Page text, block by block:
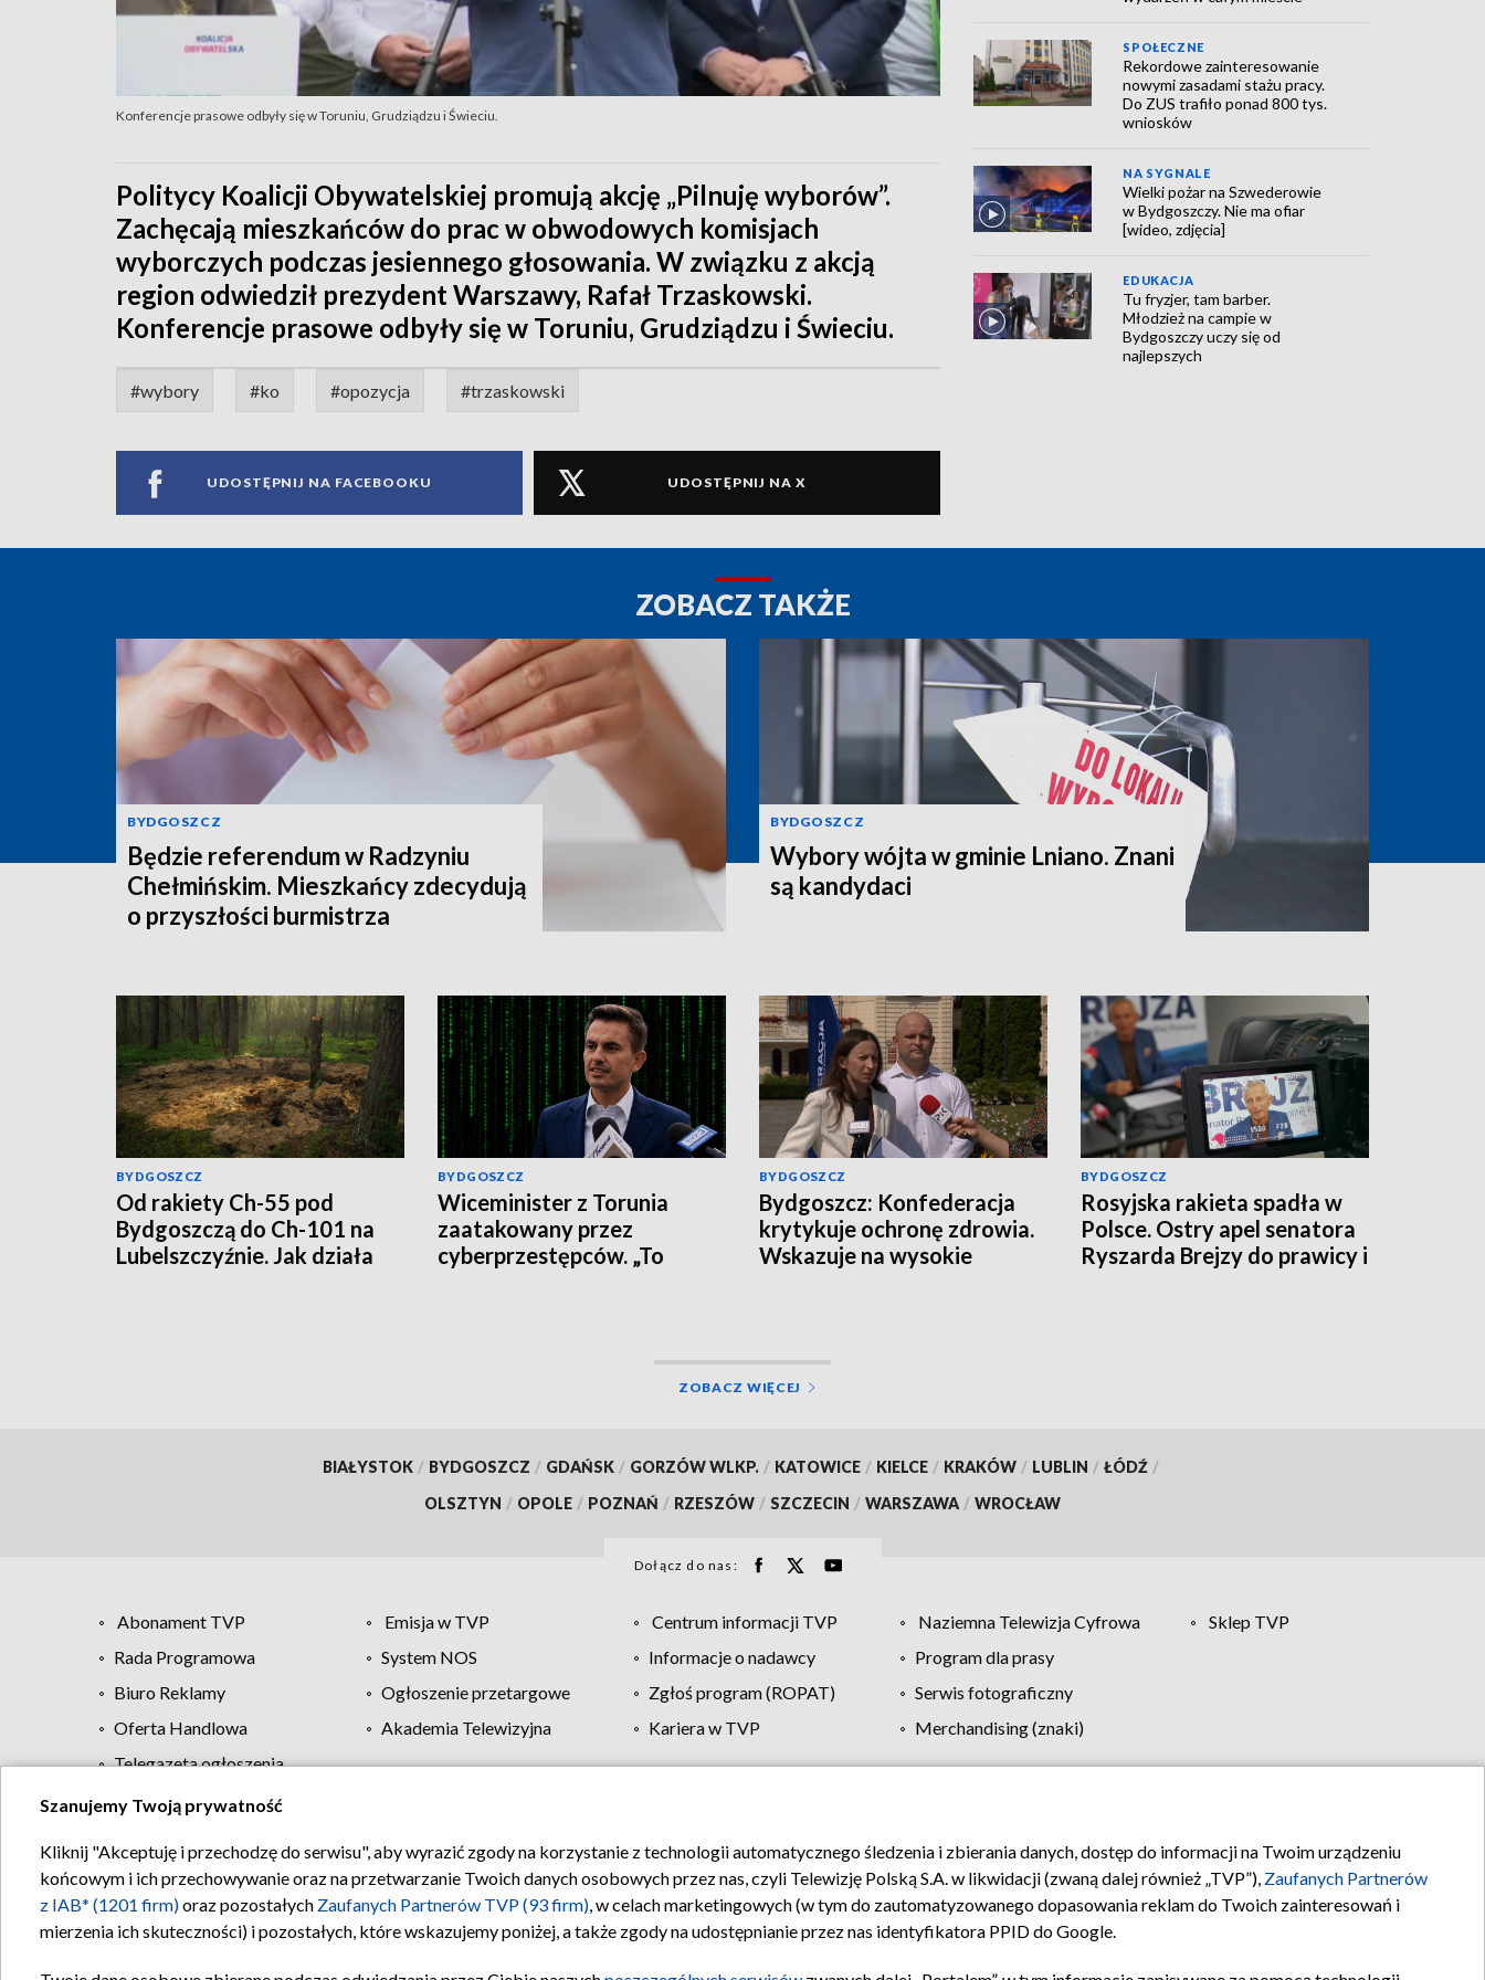
Konferencje prasowe odbyły się w Toruniu, Grudziądzu i Świeciu.
Politycy Koalicji Obywatelskiej promują akcję „Pilnuję wyborów”.
Zachęcają mieszkańców do prac w obwodowych komisjach
wyborczych podczas jesiennego głosowania. W związku z akcją
region odwiedził prezydent Warszawy, Rafał Trzaskowski.
Konferencje prasowe odbyły się w Toruniu, Grudziądzu i Świeciu.
#wybory #ko #opozycja #trzaskowski
UDOSTĘPNIJ NA FACEBOOKU UDOSTĘPNIJ NA X
SPOŁECZNE
Rekordowe zainteresowanie
nowymi zasadami stażu pracy.
Do ZUS trafiło ponad 800 tys.
wniosków
NA SYGNALE
Wielki pożar na Szwederowie
w Bydgoszczy. Nie ma ofiar
[wideo, zdjęcia]
EDUKACJA
Tu fryzjer, tam barber.
Młodzież na campie w
Bydgoszczy uczy się od
najlepszych
ZOBACZ TAKŻE
BYDGOSZCZ
Będzie referendum w Radzyniu
Chełmińskim. Mieszkańcy zdecydują
o przyszłości burmistrza
BYDGOSZCZ
Wybory wójta w gminie Lniano. Znani
są kandydaci
BYDGOSZCZ
Od rakiety Ch-55 pod
Bydgoszczą do Ch-101 na
Lubelszczyźnie. Jak działa
BYDGOSZCZ
Wiceminister z Torunia
zaatakowany przez
cyberprzestępców. „To
BYDGOSZCZ
Bydgoszcz: Konfederacja
krytykuje ochronę zdrowia.
Wskazuje na wysokie
BYDGOSZCZ
Rosyjska rakieta spadła w
Polsce. Ostry apel senatora
Ryszarda Brejzy do prawicy i
ZOBACZ WIĘCEJ
BIAŁYSTOK / BYDGOSZCZ / GDAŃSK / GORZÓW WLKP. / KATOWICE / KIELCE / KRAKÓW / LUBLIN / ŁÓDŹ /
OLSZTYN / OPOLE / POZNAŃ / RZESZÓW / SZCZECIN / WARSZAWA / WROCŁAW
Dołącz do nas:
Abonament TVP Emisja w TVP Centrum informacji TVP Naziemna Telewizja Cyfrowa
Sklep TVP
Rada Programowa
System NOS Informacje o nadawcy
Program dla prasy
Biuro Reklamy
Ogłoszenie przetargowe Zgłoś program (ROPAT)
Serwis fotograficzny
Oferta Handlowa
Akademia Telewizyjna Kariera w TVP
Merchandising (znaki)
Telegazeta ogłoszenia
Regulamin TVP Polityka prywatności Moje zgody Pomoc Biuro reklamy Kontakt
Szanujemy Twoją prywatność
Kliknij "Akceptuję i przechodzę do serwisu", aby wyrazić zgody na korzystanie z technologii automatycznego śledzenia i zbierania danych, dostęp do informacji na Twoim urządzeniu
końcowym i ich przechowywanie oraz na przetwarzanie Twoich danych osobowych przez nas, czyli Telewizję Polską S.A. w likwidacji (zwaną dalej również „TVP”), Zaufanych Partnerów
z IAB* (1201 firm)oraz pozostałych Zaufanych Partnerów TVP (93 firm), w celach marketingowych (w tym do zautomatyzowanego dopasowania reklam do Twoich zainteresowań i
mierzenia ich skuteczności) i pozostałych, które wskazujemy poniżej, a także zgody na udostępnianie przez nas identyfikatora PPID do Google.